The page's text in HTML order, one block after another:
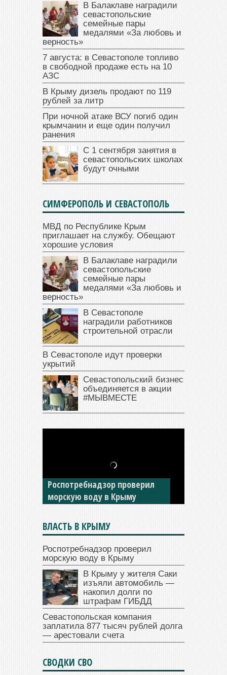
В Балаклаве наградили
севастопольские
семейные пары
медалями «За любовь и
верность»
7 августа: в Севастополе топливо
в свободной продаже есть на 10
АЗС
В Крыму дизель продают по 119
рублей за литр
При ночной атаке ВСУ погиб один
крымчанин и еще один получил
ранения
С 1 сентября занятия в
севастопольских школах
будут очными
СИМФЕРОПОЛЬ И СЕВАСТОПОЛЬ
МВД по Республике Крым
приглашает на службу. Обещают
хорошие условия
В Балаклаве наградили
севастопольские
семейные пары
медалями «За любовь и
верность»
В Севастополе
наградили работников
строительной отрасли
В Севастополе идут проверки
укрытий
Севастопольский бизнес
объединяется в акции
#МЫВМЕСТЕ
В Крыму у жителя Саки
изъяли автомобиль —
накопил долги по штрафам
ГИБДД
ВЛАСТЬ В КРЫМУ
Роспотребнадзор проверил
морскую воду в Крыму
В Крыму у жителя Саки
изъяли автомобиль —
накопил долги по
штрафам ГИБДД
Севастопольская компания
заплатила 877 тысяч рублей долга
— арестовали счета
СВОДКИ СВО